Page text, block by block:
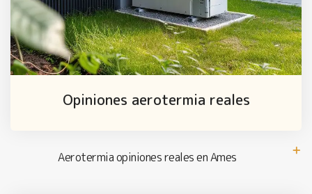
Opiniones aerotermia reales
Aerotermia opiniones reales en Ames